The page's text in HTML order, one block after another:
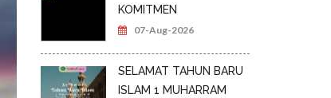
KOMITMEN
07-Aug-2026
SELAMAT TAHUN BARU
ISLAM 1 MUHARRAM